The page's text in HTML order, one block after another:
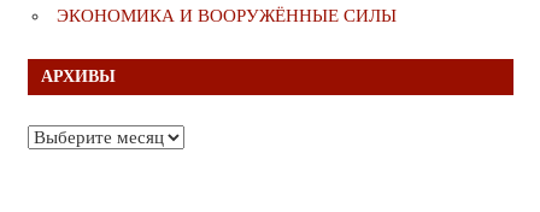
ЭКОНОМИКА И ВООРУЖЁННЫЕ СИЛЫ
АРХИВЫ
Архивы